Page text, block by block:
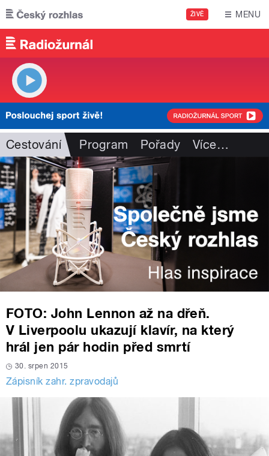
Přejít k hlavnímu obsahu
ŽIVĚ MENU
Cestování Program Pořady Více…
FOTO: John Lennon až na dřeň.
V Liverpoolu ukazují klavír, na který
hrál jen pár hodin před smrtí
30. srpen 2015
Zápisník zahr. zpravodajů